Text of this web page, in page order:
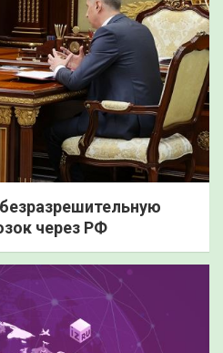
через РФ